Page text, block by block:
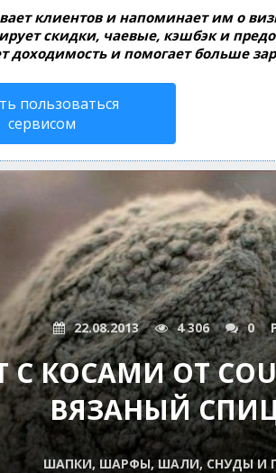
клиентов и напоминает им о
скидки, чаевые, кэшбэк и
доходимость и помогает больше
пользоваться
сервисом
22.08.2013 4 306 0
С КОСАМИ ОТ
ВЯЗАНЫЙ
ШАПКИ, ШАРФЫ, ШАЛИ, СНУДЫ И